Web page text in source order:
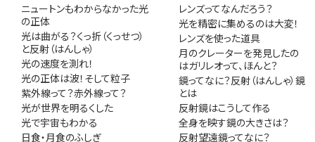
ニュートンもわからなかった光
の正体
光は曲がる？くっ折（くっせつ）
と反射（はんしゃ）
光の速度を測れ！
光の正体は波！そして粒子
紫外線って？赤外線って？
光が世界を明るくした
光で宇宙もわかる
日食・月食のふしぎ
レンズってなんだろう？
光を精密に集めるのは大変！
レンズを使った道具
月のクレーターを発見したの
はガリレオって、ほんと？
鏡ってなに？反射（はんしゃ）鏡
とは
反射鏡はこうして作る
全身を映す鏡の大きさは？
反射望遠鏡ってなに？